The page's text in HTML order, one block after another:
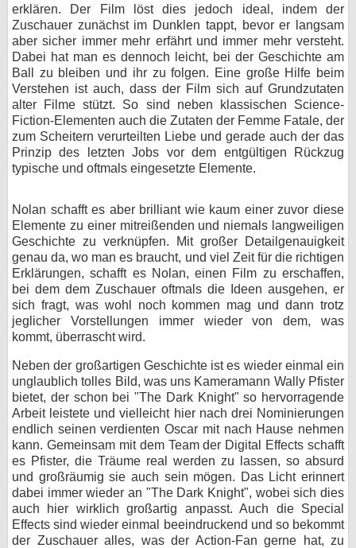
erklären. Der Film löst dies jedoch ideal, indem der
Zuschauer zunächst im Dunklen tappt, bevor er langsam
aber sicher immer mehr erfährt und immer mehr versteht.
Dabei hat man es dennoch leicht, bei der Geschichte am
Ball zu bleiben und ihr zu folgen. Eine große Hilfe beim
Verstehen ist auch, dass der Film sich auf Grundzutaten
alter Filme stützt. So sind neben klassischen Science-
Fiction-Elementen auch die Zutaten der Femme Fatale, der
zum Scheitern verurteilten Liebe und gerade auch der das
Prinzip des letzten Jobs vor dem entgültigen Rückzug
typische und oftmals eingesetzte Elemente.
Nolan schafft es aber brilliant wie kaum einer zuvor diese
Elemente zu einer mitreißenden und niemals langweiligen
Geschichte zu verknüpfen. Mit großer Detailgenauigkeit
genau da, wo man es braucht, und viel Zeit für die richtigen
Erklärungen, schafft es Nolan, einen Film zu erschaffen,
bei dem dem Zuschauer oftmals die Ideen ausgehen, er
sich fragt, was wohl noch kommen mag und dann trotz
jeglicher Vorstellungen immer wieder von dem, was
kommt, überrascht wird.
Neben der großartigen Geschichte ist es wieder einmal ein
unglaublich tolles Bild, was uns Kameramann Wally Pfister
bietet, der schon bei "The Dark Knight" so hervorragende
Arbeit leistete und vielleicht hier nach drei Nominierungen
endlich seinen verdienten Oscar mit nach Hause nehmen
kann. Gemeinsam mit dem Team der Digital Effects schafft
es Pfister, die Träume real werden zu lassen, so absurd
und großräumig sie auch sein mögen. Das Licht erinnert
dabei immer wieder an "The Dark Knight", wobei sich dies
auch hier wirklich großartig anpasst. Auch die Special
Effects sind wieder einmal beeindruckend und so bekommt
der Zuschauer alles, was der Action-Fan gerne hat, zu